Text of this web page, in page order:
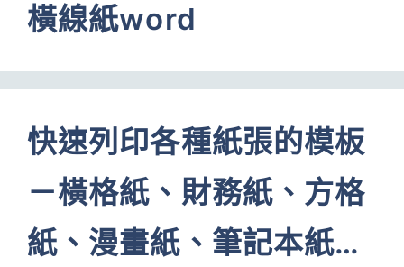
橫線紙word
快速列印各種紙張的模板
－橫格紙、財務紙、方格
紙、漫畫紙、筆記本紙…